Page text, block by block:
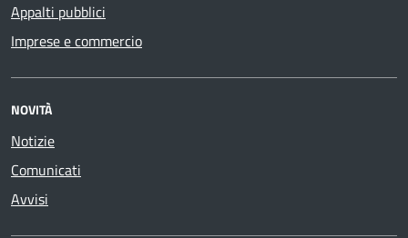
Appalti pubblici
Imprese e commercio
NOVITÀ
Notizie
Comunicati
Avvisi